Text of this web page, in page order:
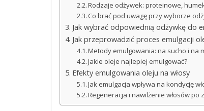
Rodzaje odżywek: proteinowe,
Co brać pod uwagę przy wyborze
Jak wybrać odpowiednią odżywkę do
Jak przeprowadzić proces emulgacji
Metody emulgowania: na sucho i na
Jakie oleje najlepiej emulgować?
Efekty emulgowania oleju na włosy
Jak emulgacja wpływa na kondycję
Regeneracja i nawilżenie włosów po